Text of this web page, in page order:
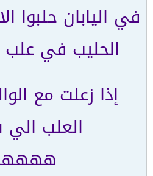
في اليابان حلبوا
الحليب في علب
إذا زعلت مع
العلب الي